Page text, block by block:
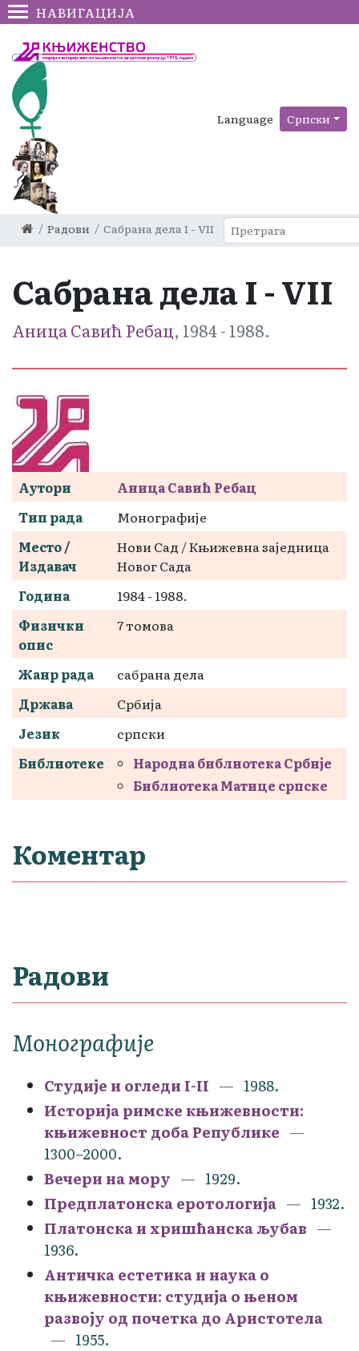
НАВИГАЦИЈА
Language Српски
Радови Сабрана дела I - VII
Сабрана дела I - VII
Аница Савић Ребац, 1984 - 1988.
Аутори
Аница Савић Ребац
Тип рада
Монографије
Место /
Издавач
Нови Сад / Књижевна заједница
Новог Сада
Година
1984 - 1988.
Физички
опис
7 томова
Жанр рада
сабрана дела
Држава
Србија
Језик
српски
Библиотеке
Народна библиотека Србије
Библиотека Матице српске
Коментар
Радови
Монографије
Студије и огледи I-II
1988.
Историја римске књижевности:
књижевност доба Републике
1300–2000.
Вечери на мору
1929.
Предплатонска еротологија
1932.
Платонска и хришћанска љубав
1936.
Античка естетика и наука о
књижевности: студија о њеном
развоју од почетка до Аристотела
1955.